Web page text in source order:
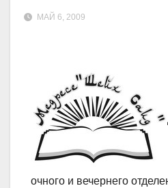
МАЙ 6, 2009
очного и вечернего